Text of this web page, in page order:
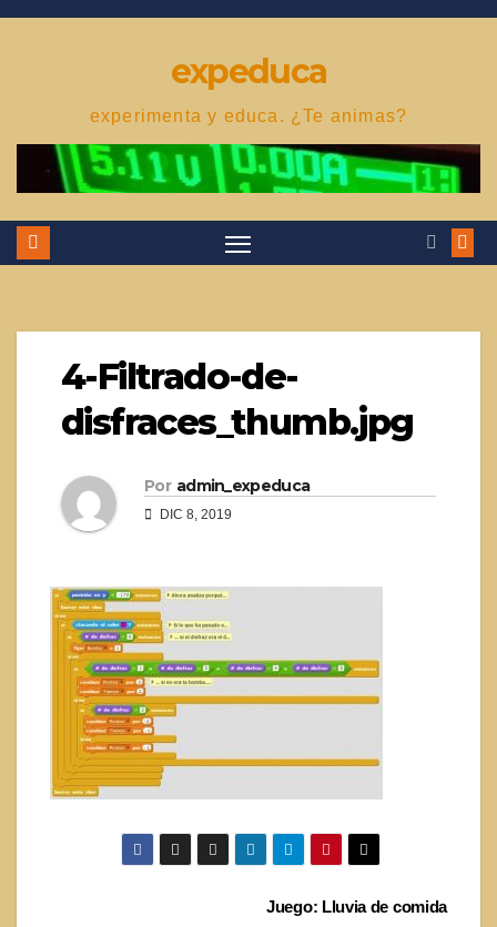
Saltar
expeduca
experimenta y educa. ¿Te animas?
4-Filtrado-de-
disfraces_thumb.jpg
Por admin_expeduca
DIC 8, 2019
Juego: Lluvia de comida